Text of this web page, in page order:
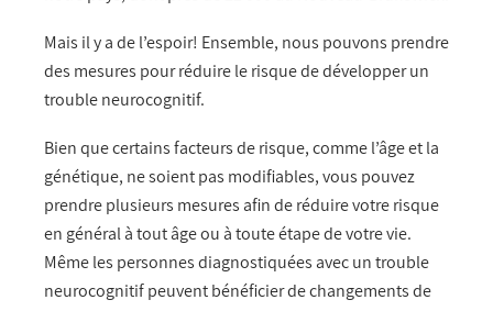
Mais il y a de l’espoir! Ensemble, nous pouvons prendre
des mesures pour réduire le risque de développer un
trouble neurocognitif.
Bien que certains facteurs de risque, comme l’âge et la
génétique, ne soient pas modifiables, vous pouvez
prendre plusieurs mesures afin de réduire votre risque
en général à tout âge ou à toute étape de votre vie.
Même les personnes diagnostiquées avec un trouble
neurocognitif peuvent bénéficier de changements de